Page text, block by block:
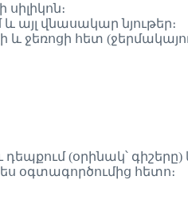
այլ վնասակար նյութեր։
հետ (ջերմակայուն
(օրինակ՝
օգտագործումից հետո։